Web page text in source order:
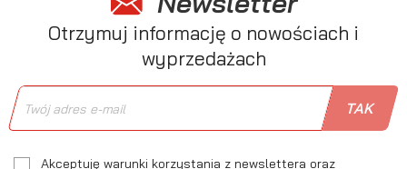
Otrzymuj informację o nowościach i
wyprzedażach
Akceptuję warunki korzystania z newslettera oraz